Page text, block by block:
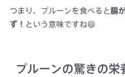
つまり、プルーンを食べると腸
ず！ という意味ですね😄
プルーンの驚きの栄